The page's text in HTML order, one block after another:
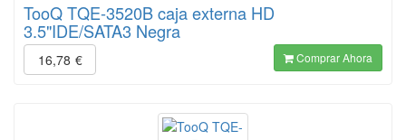
TooQ TQE-3520B caja externa HD
3.5"IDE/SATA3 Negra
16,78 € Comprar Ahora